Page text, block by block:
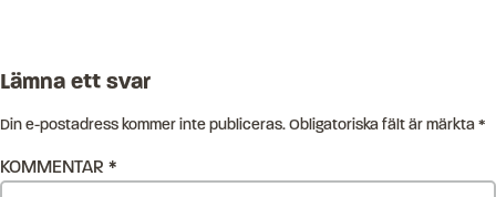
Lämna ett svar
Din e-postadress kommer inte publiceras.Obligatoriska fält är märkta*
KOMMENTAR *